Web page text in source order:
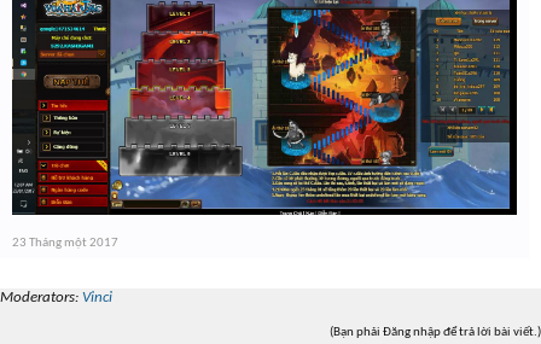
23 Tháng một 2017
Moderators: Vinci
(Bạn phải Đăng nhập để trả lời bài viết.)